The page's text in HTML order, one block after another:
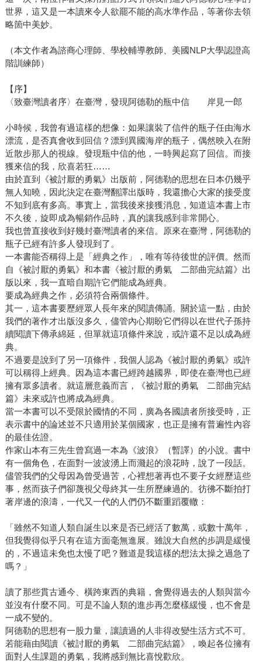
世界，這又是一本讀來令人欲罷不能的高水準作品，等著你去領
略箇中美妙。
（本文作者為諮商心理師、學校輔導教師、美國NLP大學認證高
階訓練師）
【序】
〈致臺灣讀者序〉在臺灣，發現阿德勒的瓶中信 岸見一郎
小時候，我曾有過這樣的想像：如果讓裝了信件的瓶子任由海水
漂流，是否真會收到回信？漂到異國海岸的瓶子，偶然映入在附
近散步那人的視線。發現瓶中信的他，一時興起寫了回信。而接
獲來信的我，欣喜若狂……
由於直到《被討厭的勇氣》出版前，阿德勒的思想在日本仍幾乎
無人知曉，因此決定在臺灣翻譯出版時，我還擔心大家的接受度
不知到底有多高。事實上，當我後來接獲消息，知道這本書上市
不久後，旋即成為暢銷作品時，真的讓我感到非常開心。
我也曾直接收到好幾封臺灣讀者的來信。原來在臺灣，阿德勒的
瓶子已經有許多人發現到了。
一本書能否稱得上是「經典之作」，唯有等待後世的評價。然而
自《被討厭的勇氣》和本書《被討厭的勇氣 二部曲完結篇》出
版以來，我一直暗自期許它們能成為經典。
要成為經典之作，必須符合兩個條件。
其一，這本書要歷經眾人長年來的閱讀傳誦。關於這一點，由於
我們的著作才出版沒多久，儘管內心期盼它們得以在世代子孫持
續閱讀下傳承綿延，但單就這項條件來說，或許還不足以成為經
典。
不過要是說到了另一項條件，我個人認為《被討厭的勇氣》或許
可以稱得上經典。因為這本書已經跨越國界，即使在臺灣也已經
擁有眾多讀者。就這層意義而言，《被討厭的勇氣 二部曲完結
篇》未來或許也將成為經典。
當一本書可以不受限於國情的不同，廣為各國讀者所接受時，正
表示書中的論述並不只適用於某個國家，也正是擁有普遍性內容
的最佳佐證。
作家山本有三先生曾寫過一本為《波浪》（暫譯）的小說。書中
有一個角色，在面對一波波湧上而濺起的浪花時，說了一段話。
儘管我們的父母因為曾受過苦，心裡想著再也不要子女經歷這些
事，然而孩子們卻蔑視父母終其一生所歷練過的。彷彿不斷拍打
著岸邊的浪濤，一代又一代的人們仍不斷重蹈覆轍：
「雖然不知道人類自誕生以來是否已經活了數萬，或數十萬年，
但我覺得似乎只有在這方面毫無進展。雖說大自然的步調是緩慢
的，不過這未免也太慢了吧？難道是我這樣的想法太操之過急了
嗎？」
讀了那些貫古通今、橫跨東西的典籍，會覺得過去的人類與當今
並沒有什麼不同。可是不論人類的進步再怎麼樣緩慢，也不會是
一成不變的。
阿德勒的思想有一股力量，讓讀過的人非得改變生活方式不可。
若能藉由閱讀《被討厭的勇氣 二部曲完結篇》，喚起各位擁有
面對人生課題的勇氣，我將感到無比喜悅歡欣。